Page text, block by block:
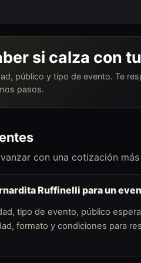
si calza con
público y tipo de evento. Te
pasos.
con una cotización más
Ruffinelli para un
tipo de evento, público
formato y condiciones para